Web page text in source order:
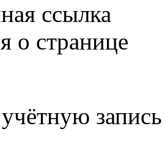
ссылка
о странице
запись